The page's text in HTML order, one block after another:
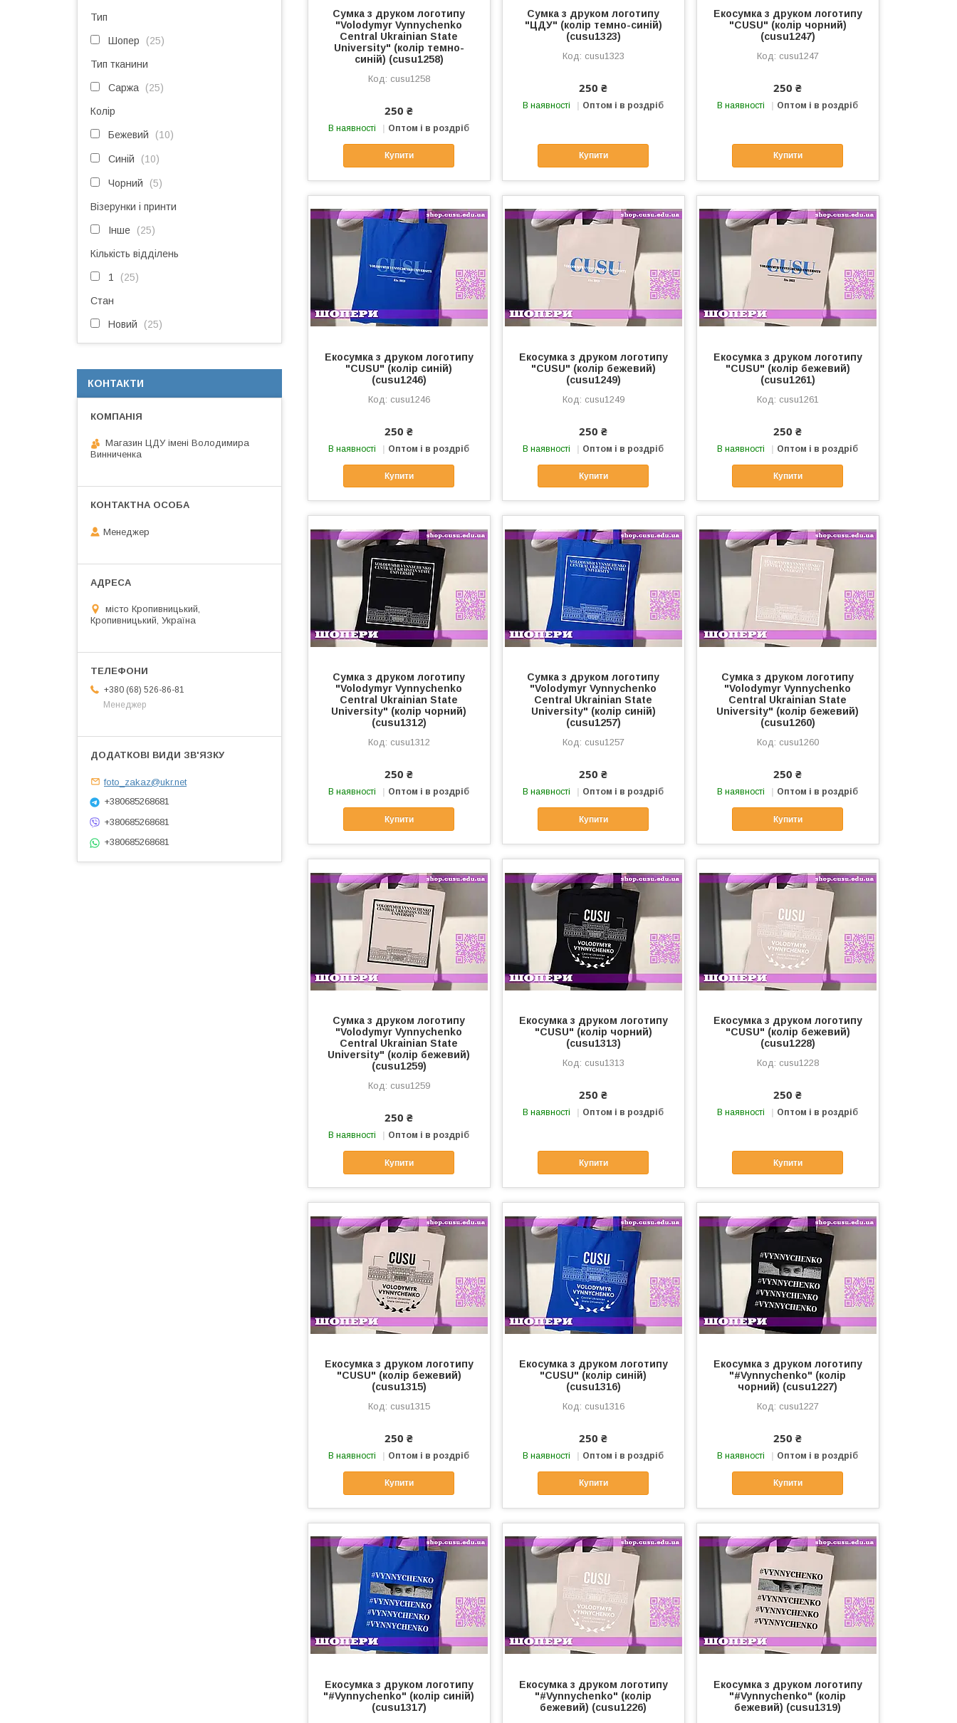
Сумка з друком логотипу
"Volodymyr Vynnychenko
Central Ukrainian State
University" (колір темно-
синій) (cusu1258)
cusu1258
250 ₴
В наявності Оптом і в роздріб
Купити
Сумка з друком логотипу
"ЦДУ" (колір темно-синій)
(cusu1323)
cusu1323
250 ₴
В наявності Оптом і в роздріб
Купити
Екосумка з друком логотипу
"CUSU" (колір чорний)
(cusu1247)
cusu1247
250 ₴
В наявності Оптом і в роздріб
Купити
Екосумка з друком логотипу
"CUSU" (колір синій)
(cusu1246)
cusu1246
250 ₴
В наявності Оптом і в роздріб
Купити
Екосумка з друком логотипу
"CUSU" (колір бежевий)
(cusu1249)
cusu1249
250 ₴
В наявності Оптом і в роздріб
Купити
Екосумка з друком логотипу
"CUSU" (колір бежевий)
(cusu1261)
cusu1261
250 ₴
В наявності Оптом і в роздріб
Купити
Сумка з друком логотипу
"Volodymyr Vynnychenko
Central Ukrainian State
University" (колір чорний)
(cusu1312)
cusu1312
250 ₴
В наявності Оптом і в роздріб
Купити
Сумка з друком логотипу
"Volodymyr Vynnychenko
Central Ukrainian State
University" (колір синій)
(cusu1257)
cusu1257
250 ₴
В наявності Оптом і в роздріб
Купити
Сумка з друком логотипу
"Volodymyr Vynnychenko
Central Ukrainian State
University" (колір бежевий)
(cusu1260)
cusu1260
250 ₴
В наявності Оптом і в роздріб
Купити
Сумка з друком логотипу
"Volodymyr Vynnychenko
Central Ukrainian State
University" (колір бежевий)
(cusu1259)
cusu1259
250 ₴
В наявності Оптом і в роздріб
Купити
Екосумка з друком логотипу
"CUSU" (колір чорний)
(cusu1313)
cusu1313
250 ₴
В наявності Оптом і в роздріб
Купити
Екосумка з друком логотипу
"CUSU" (колір бежевий)
(cusu1228)
cusu1228
250 ₴
В наявності Оптом і в роздріб
Купити
Екосумка з друком логотипу
"CUSU" (колір бежевий)
(cusu1315)
cusu1315
250 ₴
В наявності Оптом і в роздріб
Купити
Екосумка з друком логотипу
"CUSU" (колір синій)
(cusu1316)
cusu1316
250 ₴
В наявності Оптом і в роздріб
Купити
Екосумка з друком логотипу
"#Vynnychenko" (колір
чорний) (cusu1227)
cusu1227
250 ₴
В наявності Оптом і в роздріб
Купити
Екосумка з друком логотипу
"#Vynnychenko" (колір синій)
(cusu1317)
Екосумка з друком логотипу
"#Vynnychenko" (колір
бежевий) (cusu1226)
Екосумка з друком логотипу
"#Vynnychenko" (колір
бежевий) (cusu1319)
Тип
Шопер 25
Тип тканини
Саржа 25
Колір
Бежевий 10
Синій 10
Чорний 5
Візерунки і принти
Інше 25
Кількість відділень
1 25
Стан
Новий 25
КОНТАКТИ
Магазин ЦДУ імені Володимира
Винниченка
Менеджер
місто Кропивницький,
Кропивницький, Україна
+380 (68) 526-86-81
Менеджер
foto_zakaz@ukr.net
+380685268681
+380685268681
+380685268681